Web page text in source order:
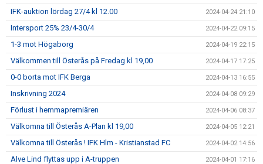
IFK-auktion lördag 27/4 kl 12.00 2024-04-24 21:10
Intersport 25% 23/4-30/4 2024-04-22 09:15
1-3 mot Högaborg 2024-04-19 22:15
Välkommen till Österås på Fredag kl 19,00 2024-04-17 17:25
0-0 borta mot IFK Berga 2024-04-13 16:55
Inskrivning 2024 2024-04-08 09:29
Förlust i hemmapremiären 2024-04-06 08:37
Välkomna till Österås A-Plan kl 19,00 2024-04-05 12:21
Välkomna till Österås ! IFK Hlm - Kristianstad FC 2024-04-02 14:56
Alve Lind flyttas upp i A-truppen 2024-04-01 17:16